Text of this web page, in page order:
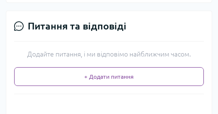
Питання та відповіді
Додайте питання, і ми відповімо найближчим часом.
+ Додати питання